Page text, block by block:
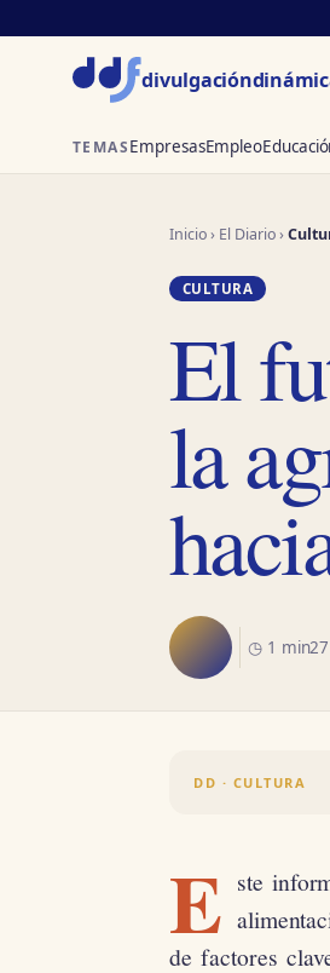
divulgación
TEMASEmpresasEmpleo
Inicio› El Diario›
CULTURA
El
la
◷ 1 min
DD · CULTURA
E ste
de factores